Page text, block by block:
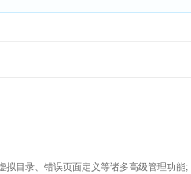
目录、错误页面定义等诸多高级管理功能;